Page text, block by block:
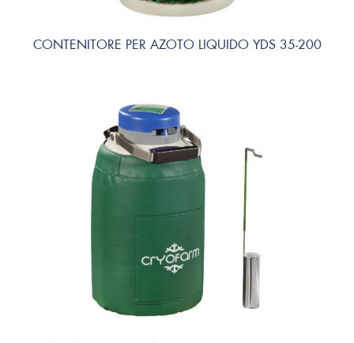
CONTENITORE PER AZOTO LIQUIDO YDS 35-200